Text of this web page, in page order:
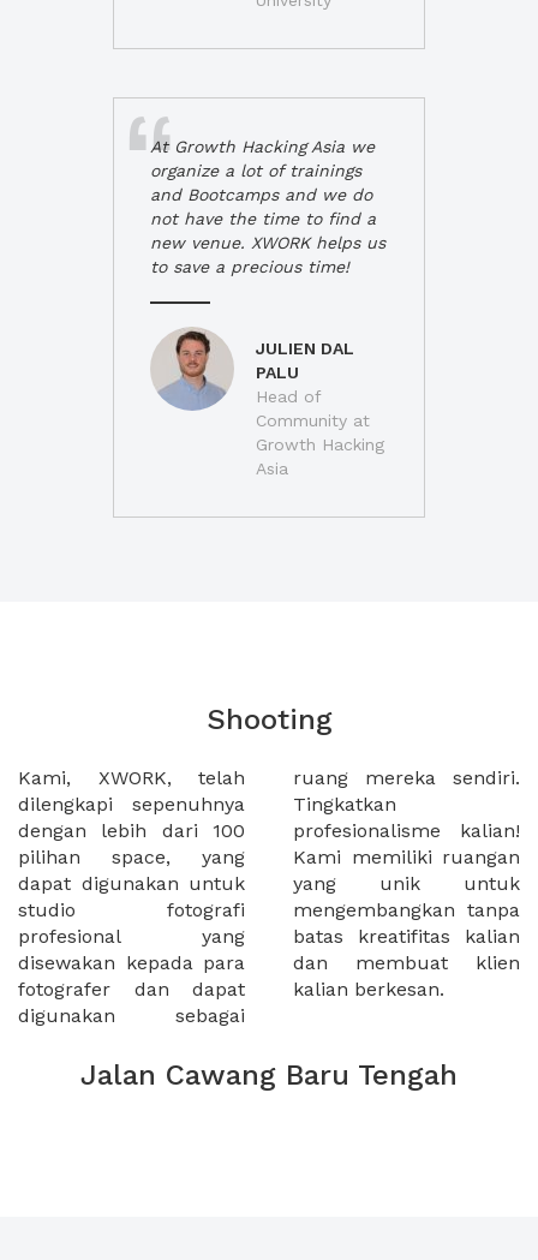
At Growth Hacking Asia we
organize a lot of trainings
and Bootcamps and we do
not have the time to find a
new venue. XWORK helps us
to save a precious time!
JULIEN DAL
PALU
Head of
Community at
Growth Hacking
Asia
Shooting
Kami, XWORK, telah
dilengkapi sepenuhnya
dengan lebih dari 100
pilihan space, yang
dapat digunakan untuk
studio fotografi
profesional yang
disewakan kepada para
fotografer dan dapat
digunakan sebagai
ruang mereka sendiri.
Tingkatkan
profesionalisme kalian!
Kami memiliki ruangan
yang unik untuk
mengembangkan tanpa
batas kreatifitas kalian
dan membuat klien
kalian berkesan.
Jalan Cawang Baru Tengah